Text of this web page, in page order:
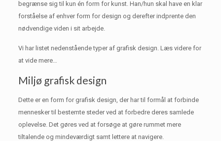
begrænse sig til kun én form for kunst. Han/hun skal have en klar
forståelse af enhver form for design og derefter indprente den
nødvendige viden i sit arbejde.
Vi har listet nedenstående typer af grafisk design. Læs videre for
at vide mere…
Miljø grafisk design
Dette er en form for grafisk design, der har til formål at forbinde
mennesker til bestemte steder ved at forbedre deres samlede
oplevelse. Det gøres ved at forsøge at gøre rummet mere
tiltalende og mindeværdigt samt lettere at navigere.